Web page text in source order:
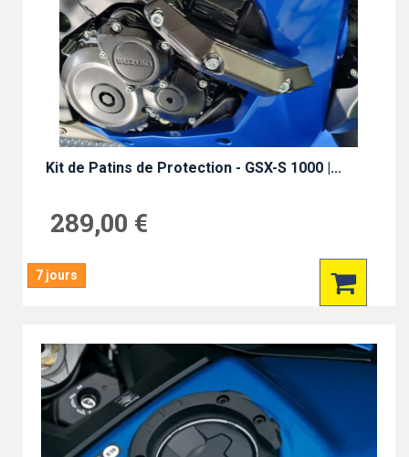
Kit de Patins de Protection - GSX-S 1000 |...
289,00 €
7 jours